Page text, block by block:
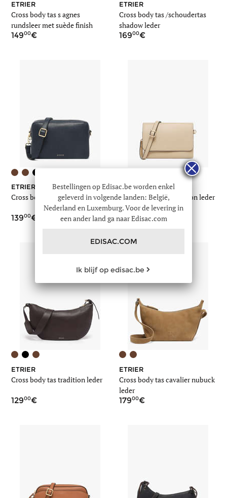
ETRIER
Cross body tas s agnes
rundsleer met suède finish
14900
ETRIER
Cross body tas /schoudertas
shadow leder
16900
ETRIER
Cross body tas tradition leder
13900
ETRIER
Cross body tas s tradition leder
12900
ETRIER
Cross body tas tradition leder
12900
ETRIER
Cross body tas cavalier nubuck
leder
17900
Bestellingen op Edisac.be worden enkel
geleverd in volgende landen: België,
Nederland en Luxemburg. Voor de levering in
een ander land ga naar Edisac.com
EDISAC.COM
Ik blijf op edisac.be